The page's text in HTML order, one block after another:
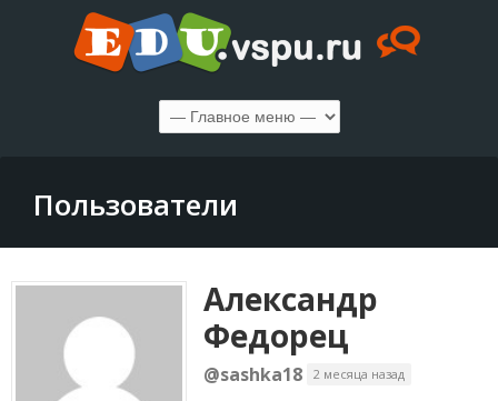
Пользователи
Александр
Федорец
@sashka18 2 месяца назад